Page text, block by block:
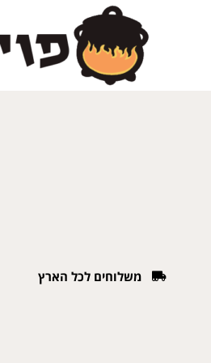
משלוחים לכל הארץ